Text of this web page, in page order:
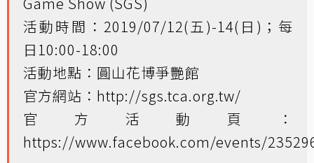
活動時間：2019/07/12(五)-14(日)；每
日10:00-18:00
活動地點：圓山花博爭艷館
官方網站： http://sgs.tca.org.tw/
官方活動頁：
https://www.facebook.com/events/